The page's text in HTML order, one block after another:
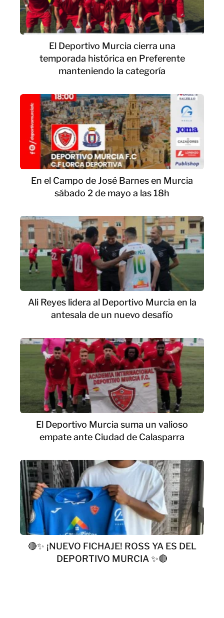
El Deportivo Murcia cierra una
temporada histórica en Preferente
manteniendo la categoría
En el Campo de José Barnes en Murcia
sábado 2 de mayo a las 18h
Ali Reyes lidera al Deportivo Murcia en la
antesala de un nuevo desafío
El Deportivo Murcia suma un valioso
empate ante Ciudad de Calasparra
🔴✨ ¡NUEVO FICHAJE! ROSS YA ES DEL
DEPORTIVO MURCIA ✨🔴